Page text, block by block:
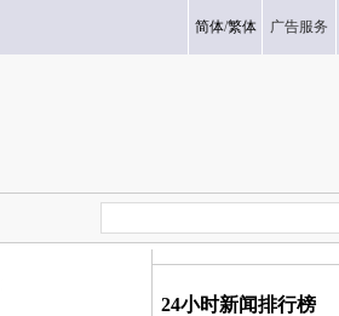
简体/繁体 广告服务
24小时新闻排行榜